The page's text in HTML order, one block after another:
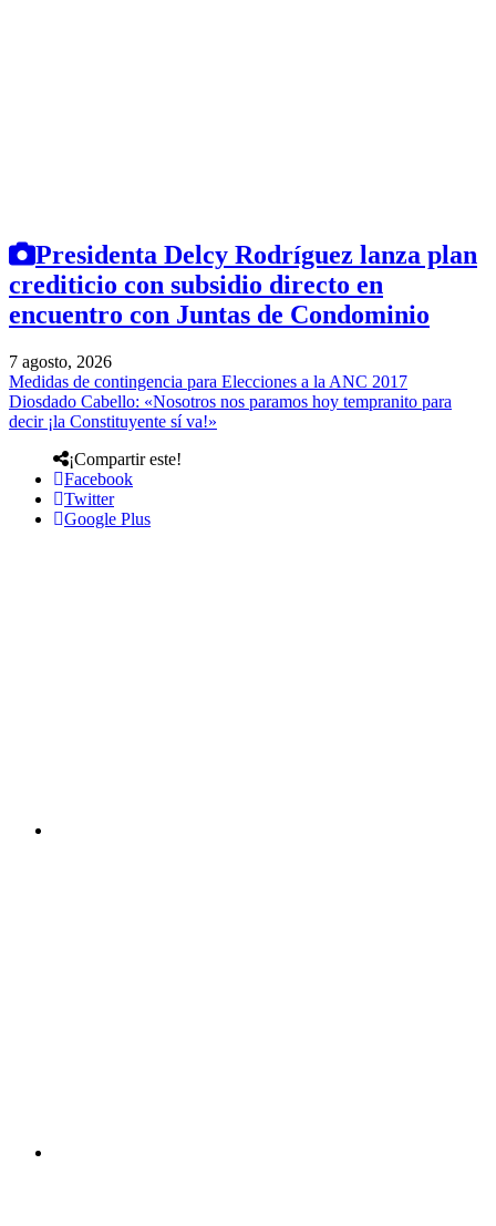
Presidenta Delcy Rodríguez lanza plan
crediticio con subsidio directo en
encuentro con Juntas de Condominio
7 agosto, 2026
Medidas de contingencia para Elecciones a la ANC 2017
Diosdado Cabello: «Nosotros nos paramos hoy tempranito para
decir ¡la Constituyente sí va!»
¡Compartir este!
Facebook
Twitter
Google Plus